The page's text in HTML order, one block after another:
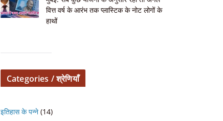
वित्त वर्ष के आरंभ तक प्लास्टिक के नोट लोगों के
हाथों
Categories / श्रेणियाँ
इतिहास के पन्ने (14)